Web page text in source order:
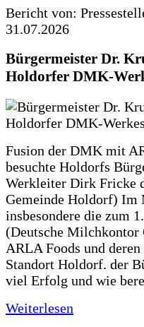
Bericht von:
31.07.2026
Bürgermeister Dr.
Holdorfer DMK-
Fusion der DMK mit
besuchte Holdorfs
Werkleiter Dirk Fricke
Gemeinde Holdorf) Im
insbesondere die zum
(Deutsche Milchkontor
ARLA Foods und
Standort Holdorf. der
viel Erfolg und wie
Weiterlesen